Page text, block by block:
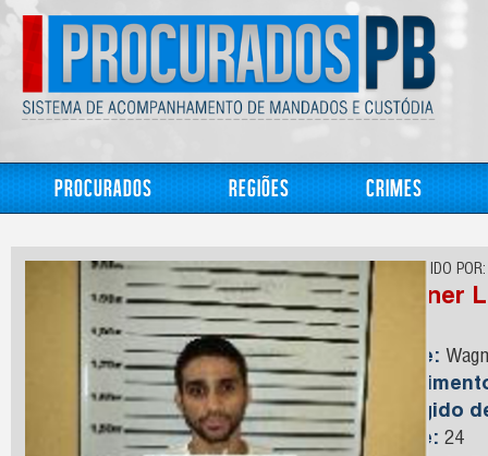
Procurados Regiões Crimes
CONHECIDO POR:
Wagner
Nome:
Foragido
Idade: 24